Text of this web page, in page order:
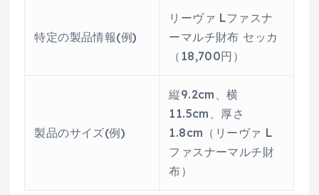
特定の製品情報(例)
リーヴァ Lファスナ
ーマルチ財布 セッカ
（18,700円）
製品のサイズ(例)
縦9.2cm、横
11.5cm、厚さ
1.8cm（リーヴァ L
ファスナーマルチ財
布）